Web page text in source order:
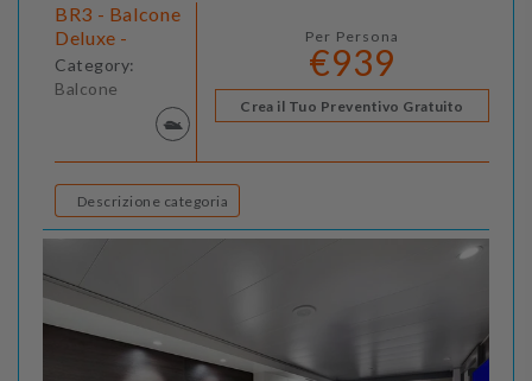
BR3 - Balcone
Deluxe -
Category:
Balcone
Per Persona
€939
Crea il Tuo Preventivo Gratuito
Descrizione categoria